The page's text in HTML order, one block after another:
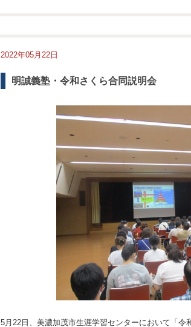
2022年05月22日
明誠義塾・令和さくら合同説明会
5月22日、美濃加茂市生涯学習センターにおいて「